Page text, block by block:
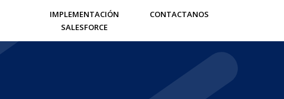
IMPLEMENTACIÓN
SALESFORCE
CONTACTANOS